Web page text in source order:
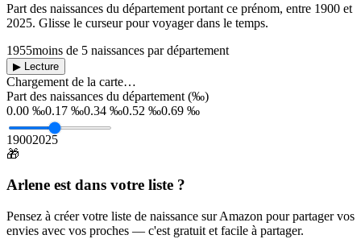
Part des naissances du département portant ce prénom, entre 1900 et
2025. Glisse le curseur pour voyager dans le temps.
1955moins de 5 naissances par département
▶ Lecture
Chargement de la carte…
Part des naissances du département (‰)
0.00 ‰0.17 ‰0.34 ‰0.52 ‰0.69 ‰
19002025
🎁
Arlene est dans votre liste ?
Pensez à créer votre liste de naissance sur Amazon pour partager vos
envies avec vos proches — c'est gratuit et facile à partager.